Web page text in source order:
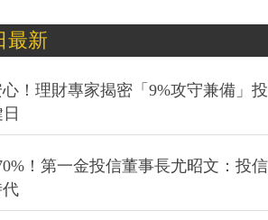
最新
！理財專家揭密「9%攻守兼備」投
！第一金投信董事長尤昭文：投信